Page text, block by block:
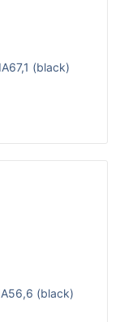
(black)
(black)